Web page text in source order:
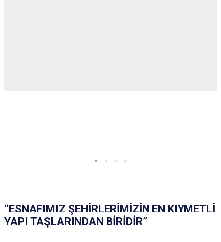
“ESNAFIMIZ ŞEHİRLERİMİZİN EN KIYMETLİ
YAPI TAŞLARINDAN BİRİDİR”